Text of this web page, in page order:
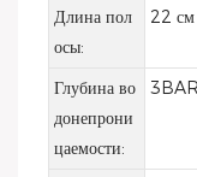
Длина пол
осы:
22 см
Глубина во
донепрони
цаемости:
3BAR